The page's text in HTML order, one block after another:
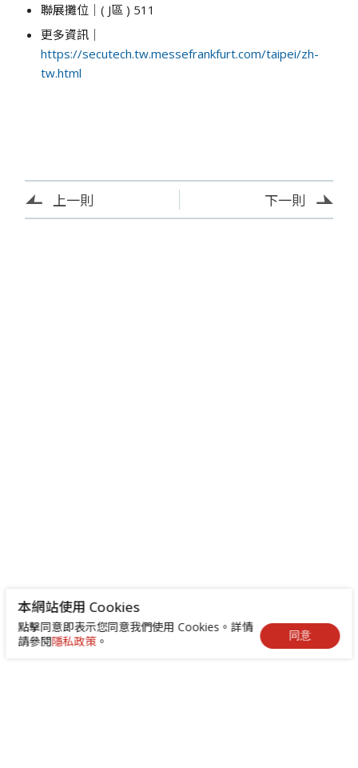
聯展攤位｜( J區 ) 511
更多資訊｜
https://secutech.tw.messefrankfurt.com/taipei/zh-
tw.html
上一則 下一則
本網站使用 Cookies
點擊同意即表示您同意我們使用 Cookies。詳情
請參閱隱私政策。 同意